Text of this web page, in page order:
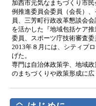
加西市元気なまちづくり市
例推進委員会委員（会長）
員、三芳町行政改革懇談会
を活かした『地域包括ケア
委員、スポーツ庁技術審査委
2013年８月には、シティプ
げた。
専門は自治体政策学、地域
のまちづくりや政策形成に広